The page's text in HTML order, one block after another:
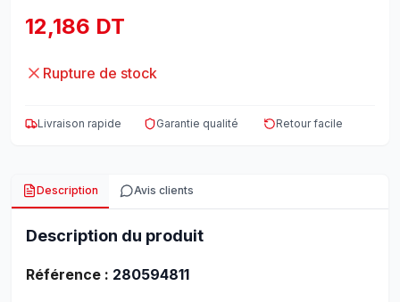
12,186 DT
Rupture de stock
Livraison rapide Garantie qualité Retour facile
Description Avis clients
Description du produit
Référence : 280594811